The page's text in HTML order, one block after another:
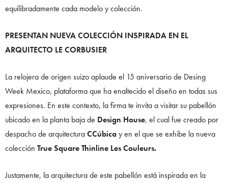
equilibradamente cada modelo y colección.
PRESENTAN NUEVA COLECCIÓN INSPIRADA EN EL
ARQUITECTO LE CORBUSIER
La relojera de origen suizo aplaude el 15 aniversario de Desing
Week Mexico, plataforma que ha enaltecido el diseño en todas sus
expresiones. En este contexto, la firma te invita a visitar su pabellón
ubicado en la planta baja de Design House, el cual fue creado por
despacho de arquitecturaCCúbicay en el que se exhibe la nueva
colección True Square Thinline Les Couleurs.
Justamente, la arquitectura de este pabellón está inspirada en la